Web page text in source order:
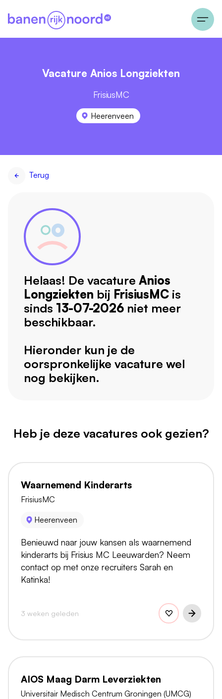
Vacature Anios Longziekten
FrisiusMC
Heerenveen
Terug
Helaas! De vacature Anios
Longziekten bij FrisiusMC is
sinds 13-07-2026 niet meer
beschikbaar.
Hieronder kun je de
oorspronkelijke vacature wel
nog bekijken.
Heb je deze vacatures ook gezien?
Waarnemend Kinderarts
FrisiusMC
Heerenveen
Benieuwd naar jouw kansen als waarnemend
kinderarts bij Frisius MC Leeuwarden? Neem
contact op met onze recruiters Sarah en
Katinka!
3 weken geleden
AIOS Maag Darm Leverziekten
Universitair Medisch Centrum Groningen (UMCG)